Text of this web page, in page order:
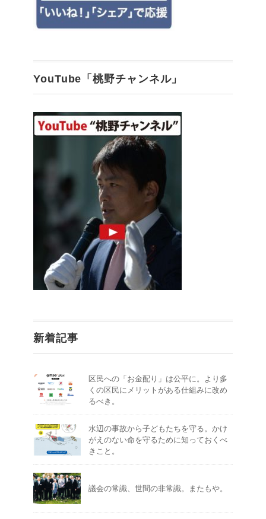
YouTube「桃野チャンネル」
新着記事
区民への「お金配り」は公平に。より多
くの区民にメリットがある仕組みに改め
るべき。
水辺の事故から子どもたちを守る。かけ
がえのない命を守るために知っておくべ
きこと。
議会の常識、世間の非常識。またもや。